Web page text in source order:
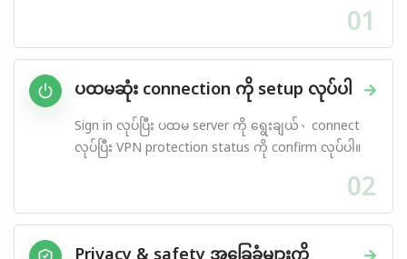
01
→
ပထမဆုံး connection ကို setup လုပ်ပါ
Sign in လုပ်ပြီး ပထမ server ကို ရွေးချယ်、connect
လုပ်ပြီး VPN protection status ကို confirm လုပ်ပါ။
02
→
Privacy & safety အခြေခံများကို